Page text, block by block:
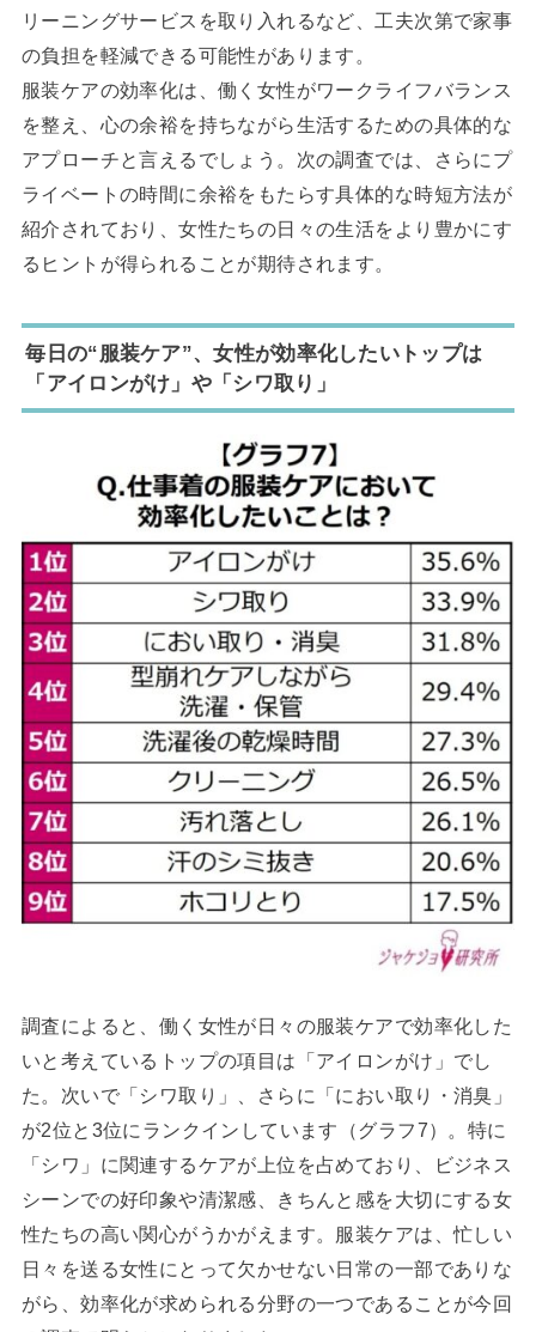
リーニングサービスを取り入れるなど、工夫次第で家事
の負担を軽減できる可能性があります。
服装ケアの効率化は、働く女性がワークライフバランス
を整え、心の余裕を持ちながら生活するための具体的な
アプローチと言えるでしょう。次の調査では、さらにプ
ライベートの時間に余裕をもたらす具体的な時短方法が
紹介されており、女性たちの日々の生活をより豊かにす
るヒントが得られることが期待されます。
毎日の“服装ケア”、女性が効率化したいトップは
「アイロンがけ」や「シワ取り」
調査によると、働く女性が日々の服装ケアで効率化した
いと考えているトップの項目は「アイロンがけ」でし
た。次いで「シワ取り」、さらに「におい取り・消臭」
が2位と3位にランクインしています（グラフ7）。特に
「シワ」に関連するケアが上位を占めており、ビジネス
シーンでの好印象や清潔感、きちんと感を大切にする女
性たちの高い関心がうかがえます。服装ケアは、忙しい
日々を送る女性にとって欠かせない日常の一部でありな
がら、効率化が求められる分野の一つであることが今回